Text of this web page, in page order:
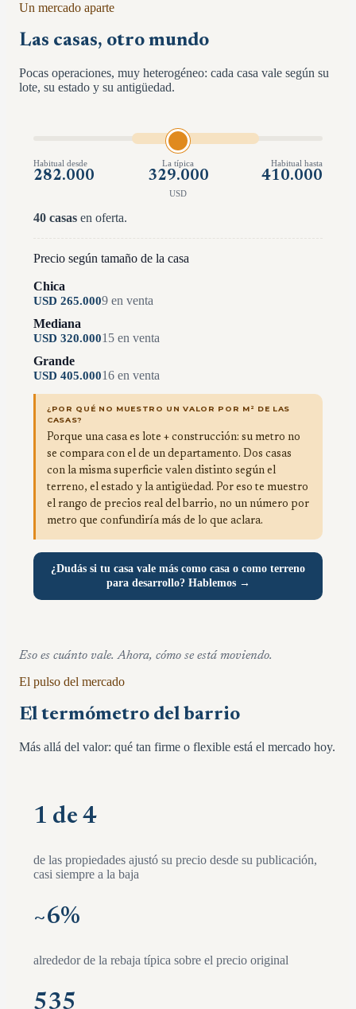
Un mercado aparte
Las casas, otro mundo
Pocas operaciones, muy heterogéneo: cada casa vale según su
lote, su estado y su antigüedad.
Habitual desde
282.000
La típica
329.000
Habitual hasta
410.000
USD
40 casas en oferta.
Precio según tamaño de la casa
Chica
USD 265.0009 en venta
Mediana
USD 320.00015 en venta
Grande
USD 405.00016 en venta
¿POR QUÉ NO MUESTRO UN VALOR POR M² DE LAS
CASAS?
Porque una casa es lote + construcción: su metro no
se compara con el de un departamento. Dos casas
con la misma superficie valen distinto según el
terreno, el estado y la antigüedad. Por eso te muestro
el rango de precios real del barrio, no un número por
metro que confundiría más de lo que aclara.
¿Dudás si tu casa vale más como casa o como terreno
para desarrollo? Hablemos →
Eso es cuánto vale. Ahora, cómo se está moviendo.
El pulso del mercado
El termómetro del barrio
Más allá del valor: qué tan firme o flexible está el mercado hoy.
1 de 4
de las propiedades ajustó su precio desde su publicación,
casi siempre a la baja
~6%
alrededor de la rebaja típica sobre el precio original
535